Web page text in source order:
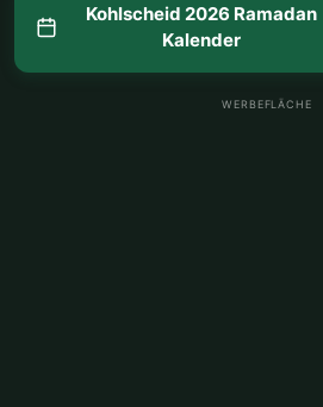
Kohlscheid 2026 Ramadan
Kalender
WERBEFLÄCHE